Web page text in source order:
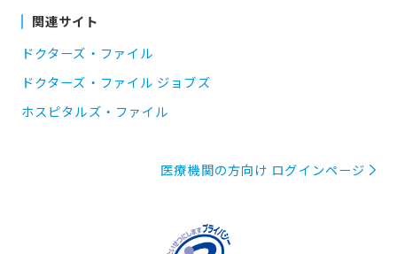
関連サイト
ドクターズ・ファイル
ドクターズ・ファイル ジョブズ
ホスピタルズ・ファイル
医療機関の方向け ログインページ